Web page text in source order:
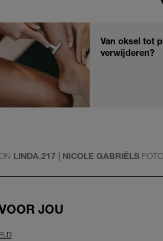
Van oksel tot
verwijderen?
LINDA.217 | NICOLE GABRIËLS FOTO
JOU